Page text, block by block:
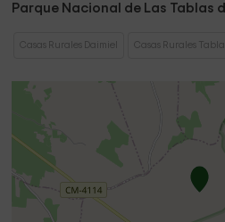
Parque Nacional de Las Tablas
Casas Rurales Daimiel Casas Rurales